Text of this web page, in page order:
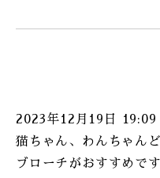
2023年12月19日 19:09
猫ちゃん、わんちゃん
ブローチがおすすめで